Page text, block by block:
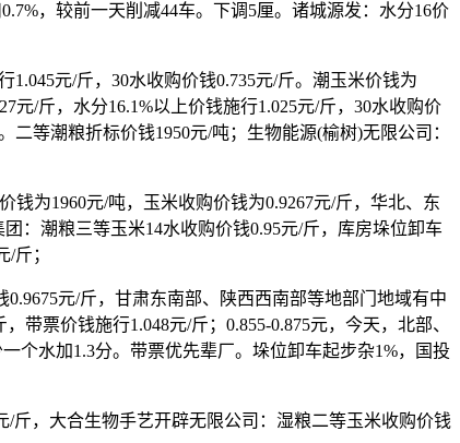
，较前一天削减44车。下调5厘。诸城源发：水分16价
元/斤，30水收购价钱0.735元/斤。潮玉米价钱为
元/斤，水分16.1%以上价钱施行1.025元/斤，30水收购价
等潮粮折标价钱1950元/吨；生物能源(榆树)无限公司：
为1960元/吨，玉米收购价钱为0.9267元/斤，华北、东
：潮粮三等玉米14水收购价钱0.95元/斤，库房垛位卸车
斤；
元/斤，甘肃东南部、陕西西南部等地部门地域有中
带票价钱施行1.048元/斤；0.855-0.875元，今天，北部、
个水加1.3分。带票优先辈厂。垛位卸车起步杂1%，国投
，大合生物手艺开辟无限公司：湿粮二等玉米收购价钱